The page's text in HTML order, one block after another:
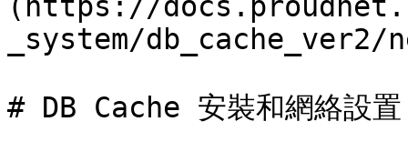
_system/
# DB Cache 安裝和網絡設置